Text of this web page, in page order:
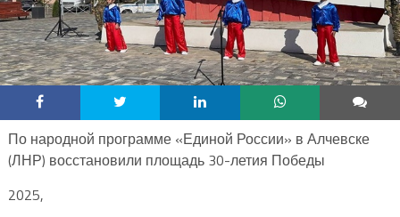
По народной программе «Единой России» в Алчевске
(ЛНР) восстановили площадь 30-летия Победы
2025,